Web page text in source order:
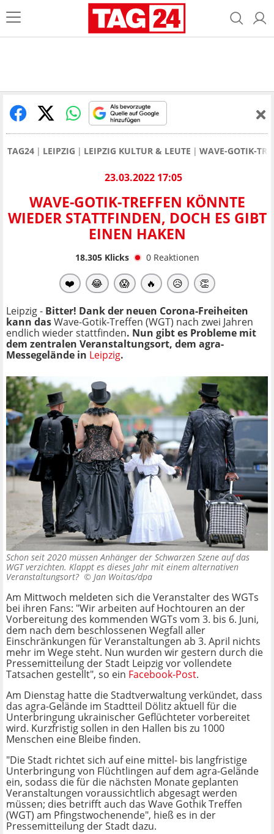
TAG24 LEIPZIG LEIPZIG KULTUR & LEUTE WAVE-GOTIK-
23.03.2022 17:05
WAVE-GOTIK-TREFFEN KÖNNTE
WIEDER STATTFINDEN, DOCH ES GIBT
EINEN HAKEN
18.305Klicks 0 Reaktionen
❤️ 😂 😱 🔥 😥 👏
Leipzig - Bitter! Dank der neuen Corona-Freiheiten
kann dasWave-Gotik-Treffen (WGT) nach zwei Jahren
endlich wieder stattfinden. Nun gibt es Probleme mit
dem zentralen Veranstaltungsort, dem agra-
Messegelände in Leipzig.
Schon seit 2020 müssen Anhänger der Schwarzen Szene auf das
WGT verzichten. Klappt es dieses Jahr mit einem alternativen
Veranstaltungsort? © Jan Woitas/dpa
Am Mittwoch meldeten sich die Veranstalter des WGTs
bei ihren Fans: "Wir arbeiten auf Hochtouren an der
Vorbereitung des kommenden WGTs vom 3. bis 6. Juni,
dem nach dem beschlossenen Wegfall aller
Einschränkungen für Veranstaltungen ab 3. April nichts
mehr im Wege steht. Nun wurden wir gestern durch die
Pressemitteilung der Stadt Leipzig vor vollendete
Tatsachen gestellt", so ein Facebook-Post.
Am Dienstag hatte die Stadtverwaltung verkündet, dass
das agra-Gelände im Stadtteil Dölitz aktuell für die
Unterbringung ukrainischer Geflüchteter vorbereitet
wird. Kurzfristig sollen in den Hallen bis zu 1000
Menschen eine Bleibe finden.
"Die Stadt richtet sich auf eine mittel- bis langfristige
Unterbringung von Flüchtlingen auf dem agra-Gelände
ein, sodass die für die nächsten Monate geplanten
Veranstaltungen voraussichtlich abgesagt werden
müssen; dies betrifft auch das Wave Gothik Treffen
(WGT) am Pfingstwochenende", hieß es in der
Pressemitteilung der Stadt dazu.